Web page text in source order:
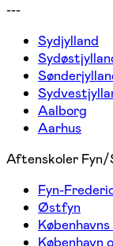
---
Sydjylland
Aalborg
Aarhus
Aftenskoler
Fyn-
Østfyn
København